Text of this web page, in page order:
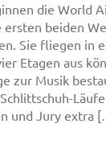
die World
ersten beiden
Sie fliegen in
Etagen aus
zur Musik
und Jury extra